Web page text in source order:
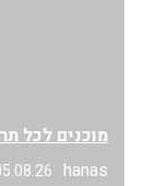
מוכנים לכל
hanas